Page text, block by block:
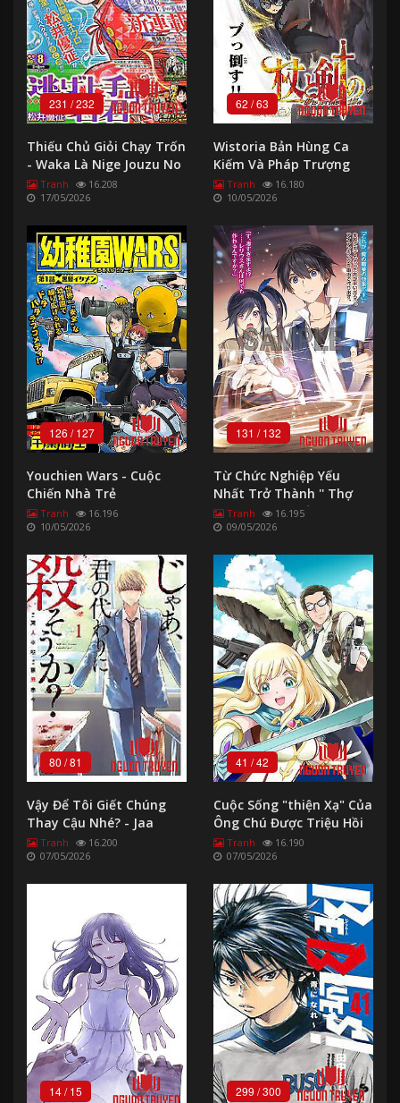
231 /232
Thiếu Chủ Giỏi Chạy Trốn
- Waka Là Nige Jouzu No
Wakagimi
Tranh
16.208
17/05/2026
62 /63
Wistoria Bản Hùng Ca
Kiếm Và Pháp Trượng
Tranh
16.180
10/05/2026
126 / 127
Youchien Wars - Cuộc
Chiến Nhà Trẻ
Tranh
16.196
10/05/2026
131 / 132
Từ Chức Nghiệp Yếu
Nhất Trở Thành '' Thợ
Rèn'' Mạnh Nhất - The
Weakest Occupation
Tranh
16.195
09/05/2026
80 /81
Vậy Để Tôi Giết Chúng
Thay Cậu Nhé? - Jaa
Tranh
16.200
07/05/2026
41 /42
Cuộc Sống "thiện Xạ" Của
Ông Chú Được Triệu Hồi
Sang Dị Giới - Morio
Tranh
16.190
07/05/2026
14/ 15 299 /300